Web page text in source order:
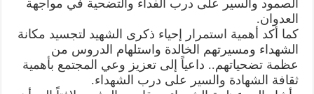
الصمود والسير على درب الفداء والتضحية في مواجهة
العدوان.
كما أكد أهمية استمرار إحياء ذكرى الشهيد لتجسيد مكانة
الشهداء ومسيرتهم الخالدة واستلهام الدروس من
عظمة تضحياتهم.. داعياً إلى تعزيز وعي المجتمع بأهمية
ثقافة الشهادة والسير على درب الشهداء.